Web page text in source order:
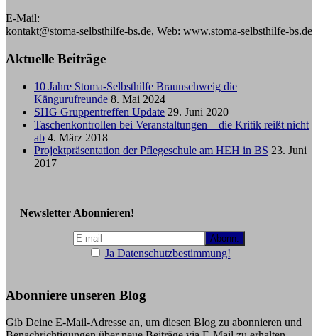
E-Mail:
kontakt@stoma-selbsthilfe-bs.de, Web: www.stoma-selbsthilfe-bs.de
Aktuelle Beiträge
10 Jahre Stoma-Selbsthilfe Braunschweig die
Kängurufreunde 8. Mai 2024
SHG Gruppentreffen Update 29. Juni 2020
Taschenkontrollen bei Veranstaltungen – die Kritik reißt nicht
ab 4. März 2018
Projektpräsentation der Pflegeschule am HEH in BS 23. Juni
2017
Newsletter Abonnieren!
Ja Datenschutzbestimmung!
Abonniere unseren Blog
Gib Deine E-Mail-Adresse an, um diesen Blog zu abonnieren und